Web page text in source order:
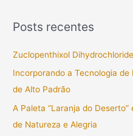
q
r
p
Posts recentes
Zuclopenthixol
Incorporando a Tecnologia
de Alto Padrão
A Paleta “Laranja do
de Natureza e Alegria